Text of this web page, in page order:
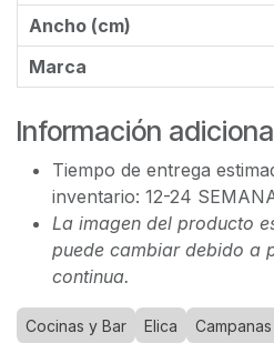
Ancho (cm)
Marca
Información
Tiempo de entrega
inventario: 12-24
La imagen del producto
puede cambiar debido a
continua.
Cocinas y Bar Elica